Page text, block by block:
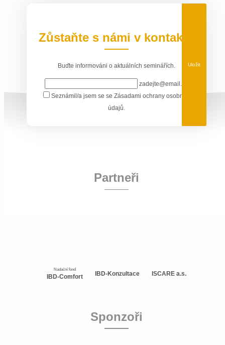
Zůstaňte s námi v kontaktu
Buďte informováni o aktuálních seminářích.
zadejte@email.cz
Uložit
Seznámil/a jsem se seZásadami ochrany osobních
údajů
Partneři
Nadační fond
IBD-Comfort IBD-Konzultace ISCARE a.s.
Sponzoři